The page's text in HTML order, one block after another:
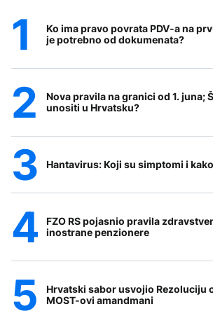
Ko ima pravo povrata PDV-a na
je potrebno od dokumenata?
Nova pravila na granici od 1. juna;
unositi u Hrvatsku?
Hantavirus: Koji su simptomi i
FZO RS pojasnio pravila
inostrane penzionere
Hrvatski sabor usvojio Rezoluciju
MOST-ovi amandmani